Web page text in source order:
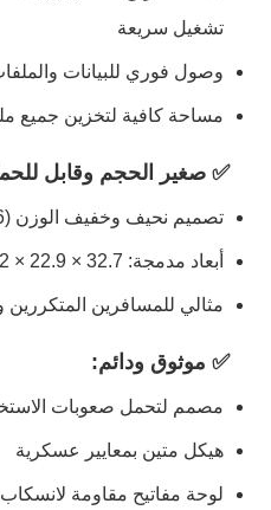
تشغيل سريعة
وصول فوري للبيانات
مساحة كافية لتخزين جميع
✅ صغير الحجم وقابل
تصميم نحيف وخفيف الوزن (1.46 كجم فقط)
أبعاد مدمجة: 32.7 × 22.9 × 2.2 سم
مثالي للمسافرين المتكررين
✅ موثوق ودائم:
مصمم لتحمل صعوبات
هيكل متين بمعايير عسكرية
لوحة مفاتيح مقاومة